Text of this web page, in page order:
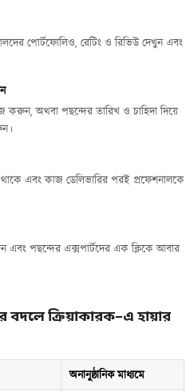
পোর্টফোলিও, রেটিং ও রিভিউ দেখুন এবং
করুন, অথবা পছন্দের তারিখ ও চাহিদা দিয়ে
এবং কাজ ডেলিভারির পরই প্রফেশনালকে
এবং পছন্দের এক্সপার্টদের এক ক্লিকে আবার
বদলে ক্রিয়াকারক-এ হায়ার
অনানুষ্ঠানিক মাধ্যমে